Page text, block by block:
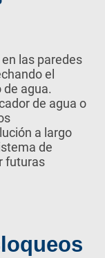
las paredes
el
agua.
de agua o
a largo
de
futuras